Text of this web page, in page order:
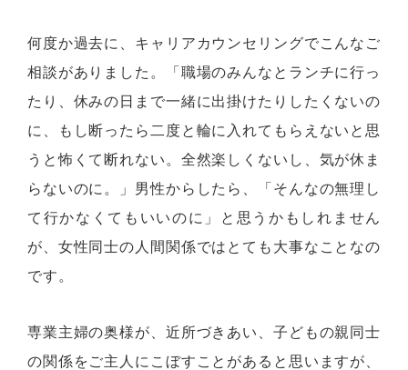
何度か過去に、キャリアカウンセリングでこんなご
相談がありました。「職場のみんなとランチに行っ
たり、休みの日まで一緒に出掛けたりしたくないの
に、もし断ったら二度と輪に入れてもらえないと思
うと怖くて断れない。全然楽しくないし、気が休ま
らないのに。」男性からしたら、「そんなの無理し
て行かなくてもいいのに」と思うかもしれません
が、女性同士の人間関係ではとても大事なことなの
です。
専業主婦の奥様が、近所づきあい、子どもの親同士
の関係をご主人にこぼすことがあると思いますが、